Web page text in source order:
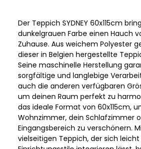
Der Teppich SYDNEY 60x115cm
dunkelgrauen Farbe einen Hauch
Zuhause. Aus weichem Polyester
dieser in Belgien hergestellte
Seine maschinelle Herstellung
sorgfältige und langlebige
auch die anderen verfügbaren
um deinen Raum perfekt zu
das ideale Format von 60x115cm,
Wohnzimmer, dein Schlafzimmer
Eingangsbereich zu verschönern.
vielseitigen Teppich, der sich